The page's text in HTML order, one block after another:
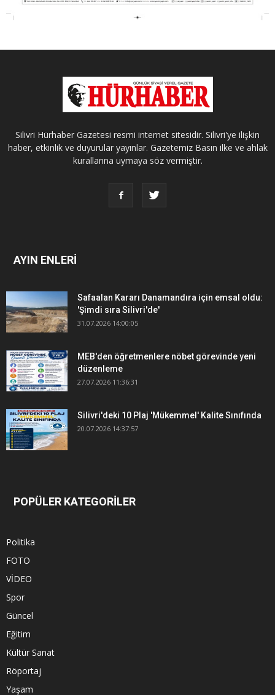
Silivri Hürhaber Gazetesi resmi internet sitesidir. Silivri'ye ilişkin
haber, etkinlik ve duyurular yayınlar. Gazetemiz Basın ilke ve ahlak
kurallarına uymaya söz vermiştir.
AYIN ENLERİ
Safaalan Kararı Danamandıra için emsal oldu:
'Şimdi sıra Silivri'de'
31.07.2026 14:00:05
MEB'den öğretmenlere nöbet görevinde yeni
düzenleme
27.07.2026 11:36:31
Silivri'deki 10 Plaj 'Mükemmel' Kalite Sınıfında
20.07.2026 14:37:57
POPÜLER KATEGORİLER
Politika
FOTO
VİDEO
Spor
Güncel
Eğitim
Kültür Sanat
Röportaj
Yaşam